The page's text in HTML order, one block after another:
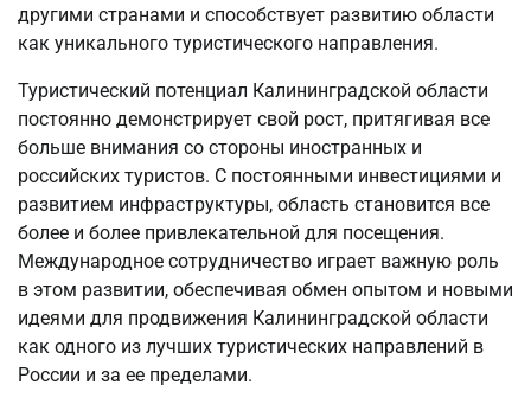
другими странами и способствует развитию области
как уникального туристического направления.
Туристический потенциал Калининградской области
постоянно демонстрирует свой рост, притягивая все
больше внимания со стороны иностранных и
российских туристов. С постоянными инвестициями и
развитием инфраструктуры, область становится все
более и более привлекательной для посещения.
Международное сотрудничество играет важную роль
в этом развитии, обеспечивая обмен опытом и новыми
идеями для продвижения Калининградской области
как одного из лучших туристических направлений в
России и за ее пределами.